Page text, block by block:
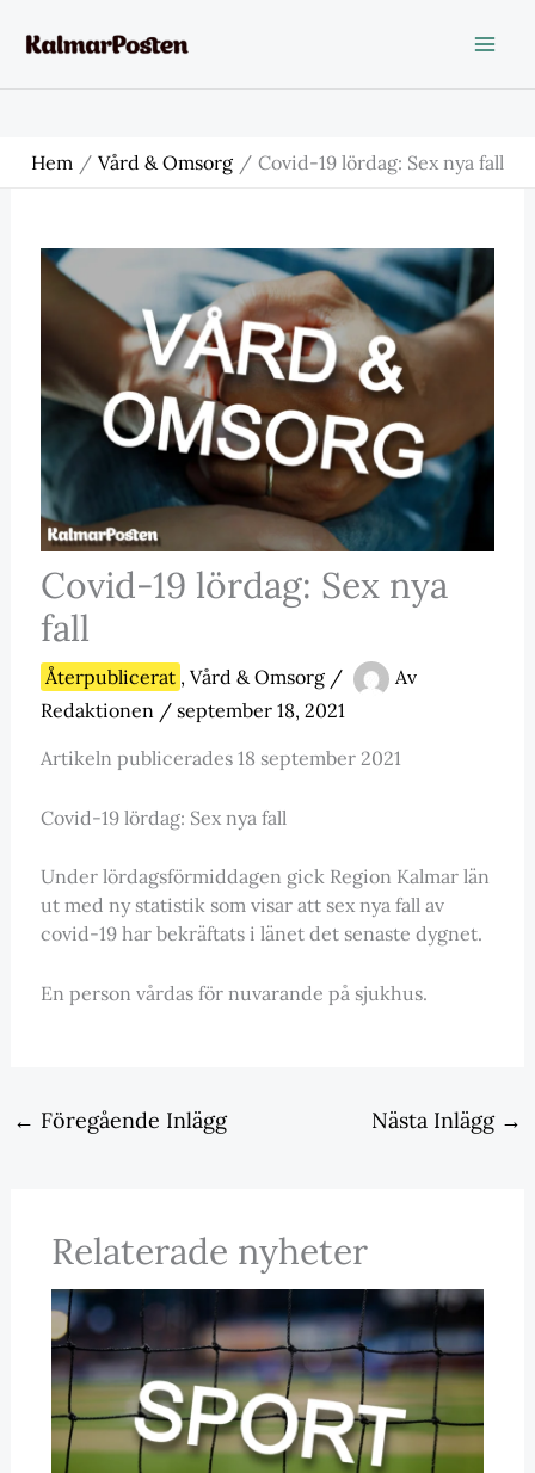
Hem Vård & Omsorg Covid-19 lördag: Sex nya fall
Covid-19 lördag: Sex nya
fall
Återpublicerat , Vård & Omsorg/
Av
Redaktionen / september 18, 2021
Artikeln publicerades 18 september 2021
Covid-19 lördag: Sex nya fall
Under lördagsförmiddagen gick Region Kalmar län
ut med ny statistik som visar att sex nya fall av
covid-19 har bekräftats i länet det senaste dygnet.
En person vårdas för nuvarande på sjukhus.
← Föregående Inlägg Nästa Inlägg →
Relaterade nyheter